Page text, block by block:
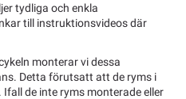
tydliga och enkla
till instruktionsvideos där
monterar vi dessa
Detta förutsatt att de ryms i
de inte ryms monterade eller